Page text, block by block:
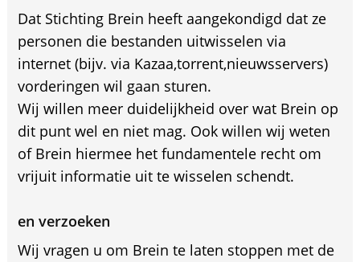
Dat Stichting Brein heeft aangekondigd dat ze
personen die bestanden uitwisselen via
internet (bijv. via Kazaa,torrent,nieuwsservers)
vorderingen wil gaan sturen.
Wij willen meer duidelijkheid over wat Brein op
dit punt wel en niet mag. Ook willen wij weten
of Brein hiermee het fundamentele recht om
vrijuit informatie uit te wisselen schendt.
en verzoeken
Wij vragen u om Brein te laten stoppen met de